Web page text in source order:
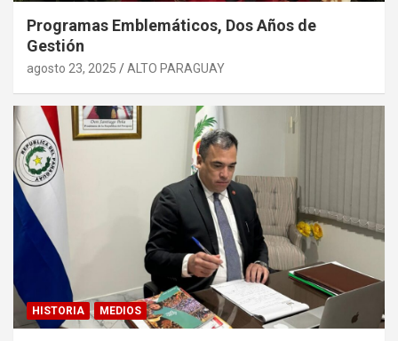
Programas Emblemáticos, Dos Años de
Gestión
agosto 23, 2025 ALTO PARAGUAY
HISTORIA MEDIOS